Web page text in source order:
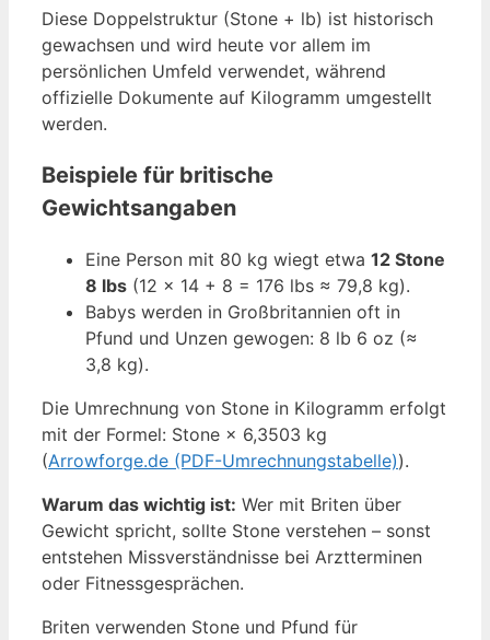
Diese Doppelstruktur (Stone + lb) ist historisch
gewachsen und wird heute vor allem im
persönlichen Umfeld verwendet, während
offizielle Dokumente auf Kilogramm umgestellt
werden.
Beispiele für britische
Gewichtsangaben
Eine Person mit 80 kg wiegt etwa 12 Stone
8 lbs (12 × 14 + 8 = 176 lbs ≈ 79,8 kg).
Babys werden in Großbritannien oft in
Pfund und Unzen gewogen: 8 lb 6 oz (≈
3,8 kg).
Die Umrechnung von Stone in Kilogramm erfolgt
mit der Formel: Stone × 6,3503 kg
(Arrowforge.de (PDF-Umrechnungstabelle)).
Warum das wichtig ist: Wer mit Briten über
Gewicht spricht, sollte Stone verstehen – sonst
entstehen Missverständnisse bei Arztterminen
oder Fitnessgesprächen.
Briten verwenden Stone und Pfund für